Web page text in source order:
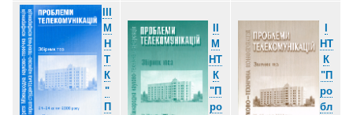
М
Н
Т
К
"
П
М
НТ
К
"П
ро
НТ
К
"П
ро
бл